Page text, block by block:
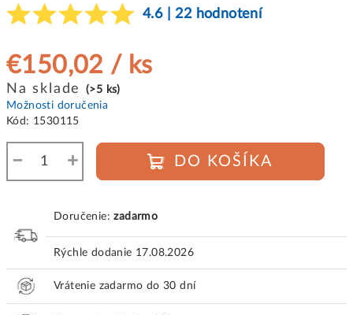
4.6 | 22 hodnotení
€150,02 / ks
Jednotková
cena:
Na sklade
(>5 ks)
Možnosti doručenia
Kód: 1530115
+
− DO KOŠÍKA
Doručenie:zadarmo
Rýchle dodanie 17.08.2026
Vrátenie zadarmo do 30 dní